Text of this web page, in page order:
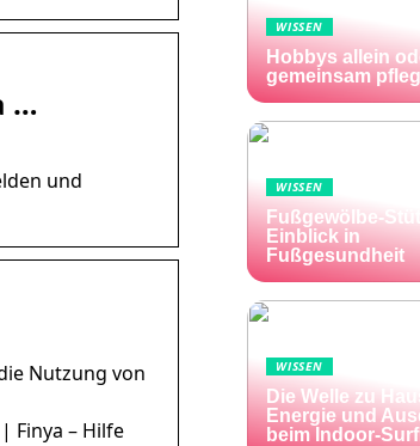
…
und
Nutzung von
Finya – Hilfe
WISSEN
Hobbys allein
gemeinsam
WISSEN
Fußgewölbe-
Einblick in
Fußgesundheit
WISSEN
Die Welle zu
Energie und
beim Indoor-